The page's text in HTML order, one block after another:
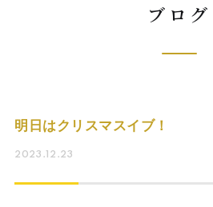
ブログ
明日はクリスマスイブ！
2023.12.23